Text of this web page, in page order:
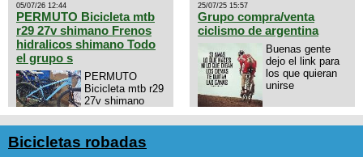
05/07/26 12:44
PERMUTO Bicicleta mtb
r29 27v shimano Frenos
hidralicos shimano Todo
el grupo s
PERMUTO
Bicicleta mtb r29
27v shimano
Frenos hidralicos
shimano Todo el grupo shimano
Talle s/m Permuto x pistera o
ruta talle s o m.
25/07/25 15:57
Grupo compra/venta
ciclismo de argentina
Buenas gente
dejo el link para
los que quieran
unirse
https://chat.whatsapp.com/
mode=ac_t
Bicicletas robadas